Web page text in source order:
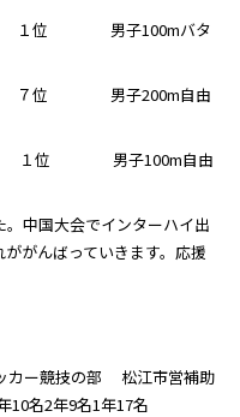
１位 男子100mバタ
７位 男子200m自由
１位 男子100m自由
中国大会でインターハイ出
がんばっていきます。応援
カー競技の部 松江市営補助
10名2年9名1年17名